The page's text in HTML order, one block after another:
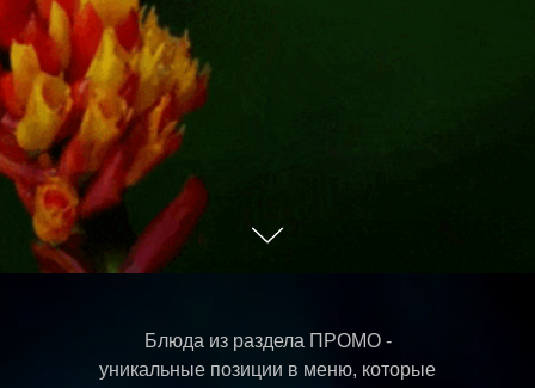
Блюда из раздела ПРОМО -
уникальные позиции в меню, которые